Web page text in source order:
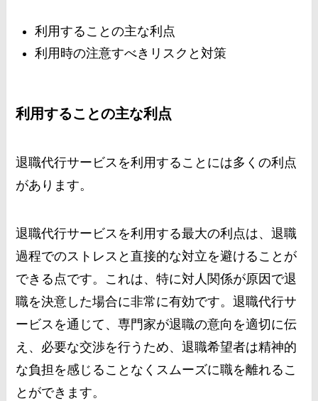
利用することの主な利点
利用時の注意すべきリスクと対策
利用することの主な利点
退職代行サービスを利用することには多くの利点
があります。
退職代行サービスを利用する最大の利点は、退職
過程でのストレスと直接的な対立を避けることが
できる点です。これは、特に対人関係が原因で退
職を決意した場合に非常に有効です。退職代行サ
ービスを通じて、専門家が退職の意向を適切に伝
え、必要な交渉を行うため、退職希望者は精神的
な負担を感じることなくスムーズに職を離れるこ
とができます。